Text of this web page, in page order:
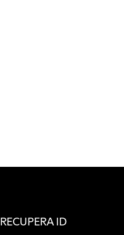
RECUPERA ID